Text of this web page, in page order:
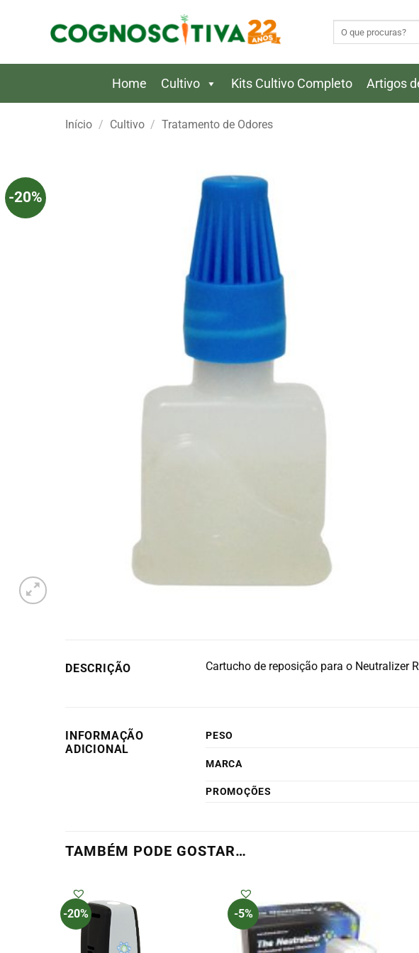
Home Cultivo Kits Cultivo Completo Artigos
Início / Cultivo / Tratamento de Odores
-20%
DESCRIÇÃO Cartucho de reposição para o Neutralizer
INFORMAÇÃO
ADICIONAL
PESO
MARCA
PROMOÇÕES
TAMBÉM PODE GOSTAR…
-20% -5%